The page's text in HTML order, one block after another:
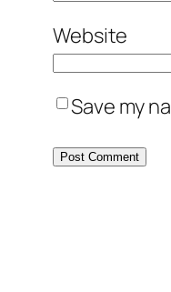
Website
Save my